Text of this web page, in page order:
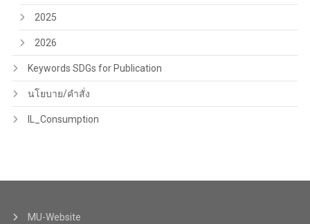
2025
2026
Keywords SDGs for Publication
นโยบาย/คำสั่ง
IL_Consumption
MU-Website